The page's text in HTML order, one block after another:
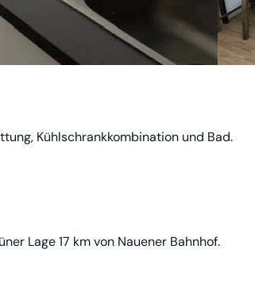
Kühlschrankkombination und Bad.
Lage 17 km von Nauener Bahnhof.